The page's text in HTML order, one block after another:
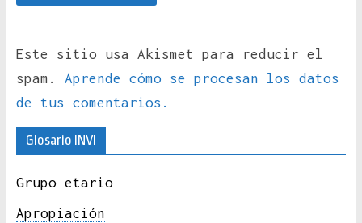
Este sitio usa Akismet para reducir el
spam. Aprende cómo se procesan los datos
de tus comentarios.
Glosario INVI
Grupo etario
Apropiación